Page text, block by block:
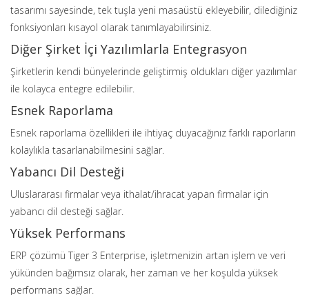
tasarımı sayesinde, tek tuşla yeni masaüstü ekleyebilir, dilediğiniz
fonksiyonları kısayol olarak tanımlayabilirsiniz.
Diğer Şirket İçi Yazılımlarla Entegrasyon
Şirketlerin kendi bünyelerinde geliştirmiş oldukları diğer yazılımlar
ile kolayca entegre edilebilir.
Esnek Raporlama
Esnek raporlama özellikleri ile ihtiyaç duyacağınız farklı raporların
kolaylıkla tasarlanabilmesini sağlar.
Yabancı Dil Desteği
Uluslararası firmalar veya ithalat/ihracat yapan firmalar için
yabancı dil desteği sağlar.
Yüksek Performans
ERP çözümü Tiger 3 Enterprise, işletmenizin artan işlem ve veri
yükünden bağımsız olarak, her zaman ve her koşulda yüksek
performans sağlar.